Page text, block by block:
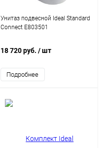
Унитаз подвесной Ideal Standard
Connect E803501
18 720 руб. / шт
Подробнее